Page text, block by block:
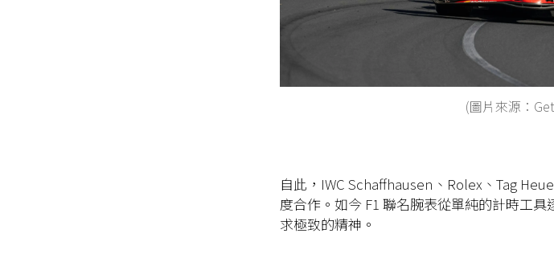
(圖片來源：
自此，IWC Schaffhausen、Rolex、Tag
度合作。如今 F1 聯名腕表從單純的計時工
求極致的精神。